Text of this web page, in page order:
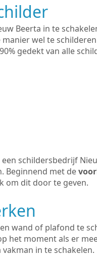
Beerta in te
wel te
gedekt van alle
schildersbedrijf
Beginnend met de
om dit door te geven.
wand of plafond te
het moment als er
in te schakelen.